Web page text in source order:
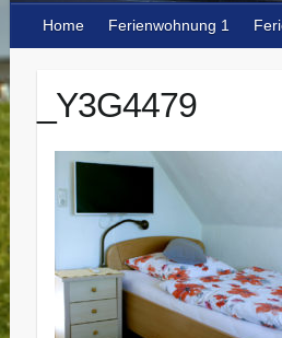
Home Ferienwohnung 1
_Y3G4479